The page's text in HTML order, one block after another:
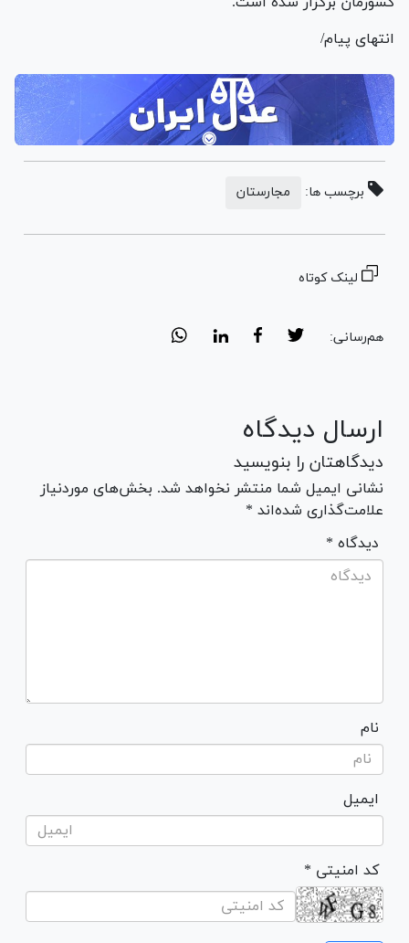
انتهای پیام/
برچسب ها: مجارستان
لینک کوتاه
هم‌رسانی:
ارسال دیدگاه
دیدگاهتان را بنویسید
نشانی ایمیل شما منتشر نخواهد شد. بخش‌های موردنیاز
علامت‌گذاری شده‌اند *
* دیدگاه
نام
ایمیل
* کد امنیتی